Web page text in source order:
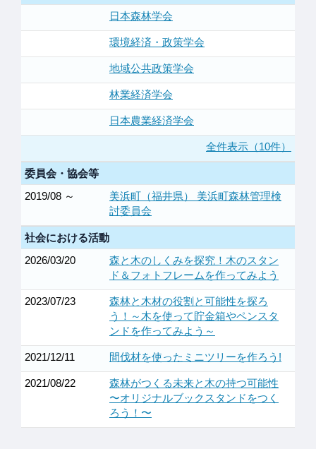
日本森林学会
環境経済・政策学会
地域公共政策学会
林業経済学会
日本農業経済学会
全件表示（10件）
委員会・協会等
2019/08 ～
美浜町（福井県） 美浜町森林管理検
討委員会
社会における活動
2026/03/20
森と木のしくみを探究！木のスタン
ド＆フォトフレームを作ってみよう
2023/07/23
森林と木材の役割と可能性を探ろ
う！～木を使って貯金箱やペンスタ
ンドを作ってみよう～
2021/12/11 間伐材を使ったミニツリーを作ろう!
2021/08/22
森林がつくる未来と木の持つ可能性
〜オリジナルブックスタンドをつく
ろう！〜